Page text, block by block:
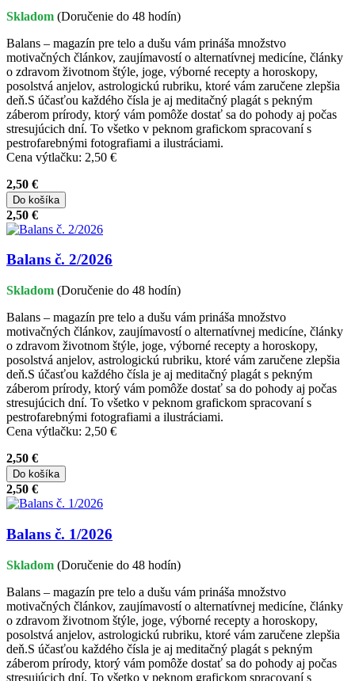
Skladom (Doručenie do 48 hodín)
Balans – magazín pre telo a dušu vám prináša množstvo
motivačných článkov, zaujímavostí o alternatívnej medicíne, články
o zdravom životnom štýle, joge, výborné recepty a horoskopy,
posolstvá anjelov, astrologickú rubriku, ktoré vám zaručene zlepšia
deň.S účasťou každého čísla je aj meditačný plagát s pekným
záberom prírody, ktorý vám pomôže dostať sa do pohody aj počas
stresujúcich dní. To všetko v peknom grafickom spracovaní s
pestrofarebnými fotografiami a ilustráciami.
Cena výtlačku: 2,50 €
2,50 €
Do košíka
2,50 €
Balans č. 2/2026
Skladom (Doručenie do 48 hodín)
Balans – magazín pre telo a dušu vám prináša množstvo
motivačných článkov, zaujímavostí o alternatívnej medicíne, články
o zdravom životnom štýle, joge, výborné recepty a horoskopy,
posolstvá anjelov, astrologickú rubriku, ktoré vám zaručene zlepšia
deň.S účasťou každého čísla je aj meditačný plagát s pekným
záberom prírody, ktorý vám pomôže dostať sa do pohody aj počas
stresujúcich dní. To všetko v peknom grafickom spracovaní s
pestrofarebnými fotografiami a ilustráciami.
Cena výtlačku: 2,50 €
2,50 €
Do košíka
2,50 €
Balans č. 1/2026
Skladom (Doručenie do 48 hodín)
Balans – magazín pre telo a dušu vám prináša množstvo
motivačných článkov, zaujímavostí o alternatívnej medicíne, články
o zdravom životnom štýle, joge, výborné recepty a horoskopy,
posolstvá anjelov, astrologickú rubriku, ktoré vám zaručene zlepšia
deň.S účasťou každého čísla je aj meditačný plagát s pekným
záberom prírody, ktorý vám pomôže dostať sa do pohody aj počas
stresujúcich dní. To všetko v peknom grafickom spracovaní s